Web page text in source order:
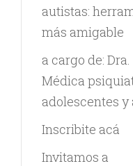
autistas:
más amigable
a cargo de:
Médica
adolescentes y
Inscribite acá
Invitamos a